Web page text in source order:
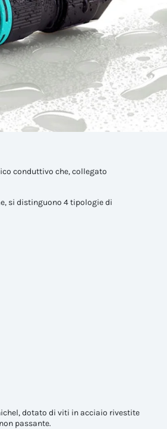
conduttivo che, collegato
si distinguono 4 tipologie di
dotato di viti in acciaio rivestite
passante.